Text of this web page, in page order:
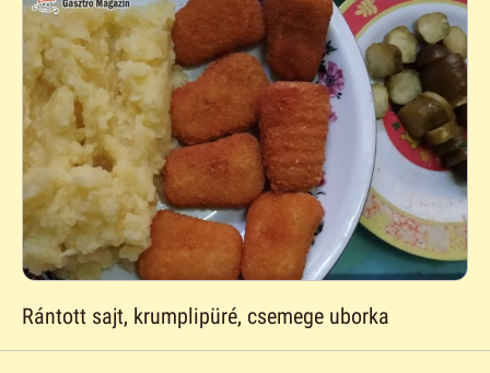
Rántott sajt, krumplipüré, csemege uborka